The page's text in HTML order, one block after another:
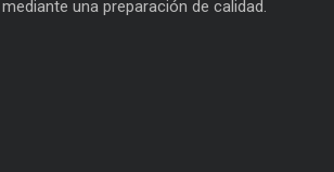
una preparación de calidad.